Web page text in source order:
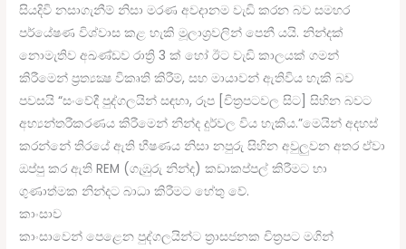
සියදිවි නසාගැනීම් නිසා මරණ අවදානම වැඩි කරන බව සමහර
පර්යේෂණ විශ්වාස කළ හැකි මූලාශ්‍රවලින් පෙනී යයි. නින්දක්
නොමැතිව අඛණ්ඩව රාත්‍රි 3 ක් හෝ ඊට වැඩි කාලයක් ගමන්
කිරීමෙන් ප්‍රත්‍යක්‍ෂ විකෘති කිරීම්, සහ මායාවන් ඇතිවිය හැකි බව
පවසයි “සංවේදී පුද්ගලයින් සඳහා, රූප [චිත්‍රපටවල සිට] සිහින බවට
අභ්‍යන්තරීකරණය කිරීමෙන් නින්ද දුර්වල විය හැකිය.”මෙයින් අදහස්
කරන්නේ තිරයේ ඇති භීෂණය නිසා නපුරු සිහින අවුලුවන අතර ඒවා
ඔප්පු කර ඇති REM (ගැඹුරු නින්ද) කඩාකප්පල් කිරීමට හා
ගුණාත්මක නින්දට බාධා කිරීමට හේතු වේ.
කාංසාව
කාංසාවෙන් පෙළෙන පුද්ගලයින්ට ත්‍රාසජනක චිත්‍රපට මගින්